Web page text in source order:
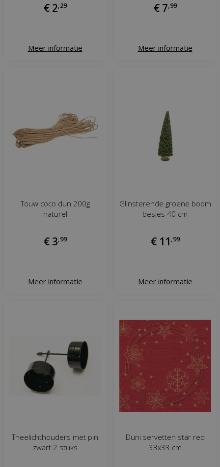
€ 2 29
Meer informatie
€ 7 99
Meer informatie
Touw coco dun 200g
naturel
€ 3 99
Meer informatie
Glinsterende groene boom
besjes 40 cm
€ 11 99
Meer informatie
Theelichthouders met pin
zwart 2 stuks
Duni servetten star red
33x33 cm